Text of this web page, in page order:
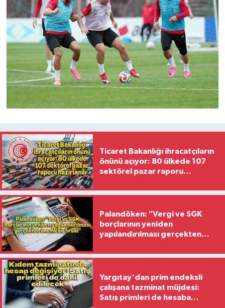
Ticaret Bakanlığı ihracatçıların
önünü açıyor: 80 ülkede 107
sektörel pazar raporu
Palandöken: "Vergi ve SGK
borçlarının yeniden
yapılandırılması gerçekten
Yargıtay'dan prim endeksli
çalışana tazminat müjdesi:
Satış primleri de hesaba